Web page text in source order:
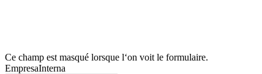
Ce champ est masqué lorsque l‘on voit le formulaire.
EmpresaInterna